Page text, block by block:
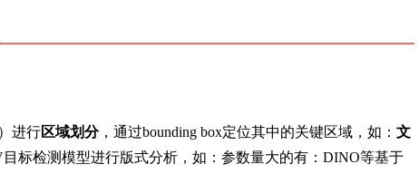
进行区域划分，通过bounding box定位其中的关键区域，如： 文
标检测模型进行版式分析，如：参数量大的有：DINO等基于